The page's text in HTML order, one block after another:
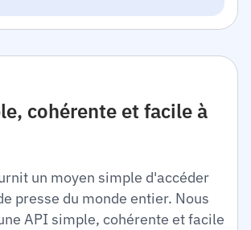
cohérente et facile à
un moyen simple d'accéder
presse du monde entier. Nous
API simple, cohérente et facile